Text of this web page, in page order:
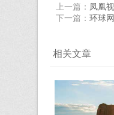
上一篇： 凤凰
下一篇： 环球
相关文章